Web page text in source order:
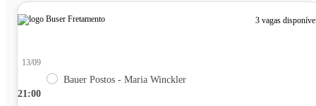
3 vagas
21:00
13/09
Bauer Postos - Maria Winckler